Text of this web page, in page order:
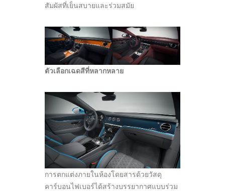
สัมผัสที่เย็นสบายและร่วมสมัย
ตัวเลือกเฉดสีที่หลากหลาย
การตกแต่งภายในห้องโดยสารด้วยวัสดุ
คาร์บอนไฟเบอร์ได้สร้างบรรยากาศแบบร่วม